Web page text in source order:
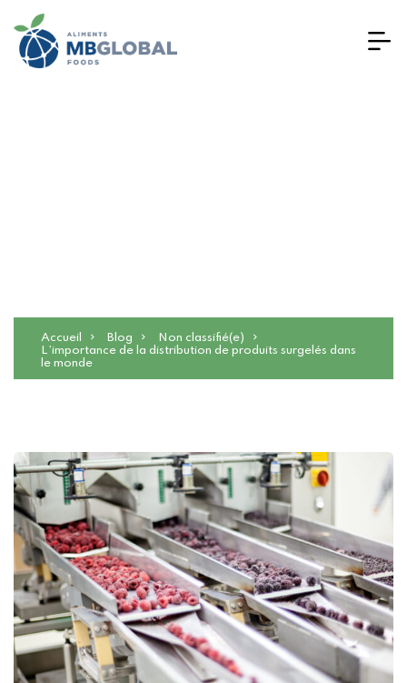
Accueil Blog
Non classifié(e)
L’importance de la distribution de produits surgelés dans
le monde